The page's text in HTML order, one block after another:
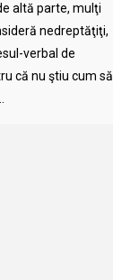
altă parte, mulţi
nedreptăţiţi,
verbal de
că nu ştiu cum să